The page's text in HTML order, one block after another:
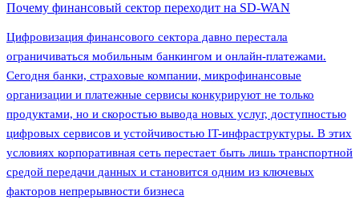
Почему финансовый сектор переходит на SD-WAN
Цифровизация финансового сектора давно перестала
ограничиваться мобильным банкингом и онлайн-платежами.
Сегодня банки, страховые компании, микрофинансовые
организации и платежные сервисы конкурируют не только
продуктами, но и скоростью вывода новых услуг, доступностью
цифровых сервисов и устойчивостью IT-инфраструктуры. В этих
условиях корпоративная сеть перестает быть лишь транспортной
средой передачи данных и становится одним из ключевых
факторов непрерывности бизнеса